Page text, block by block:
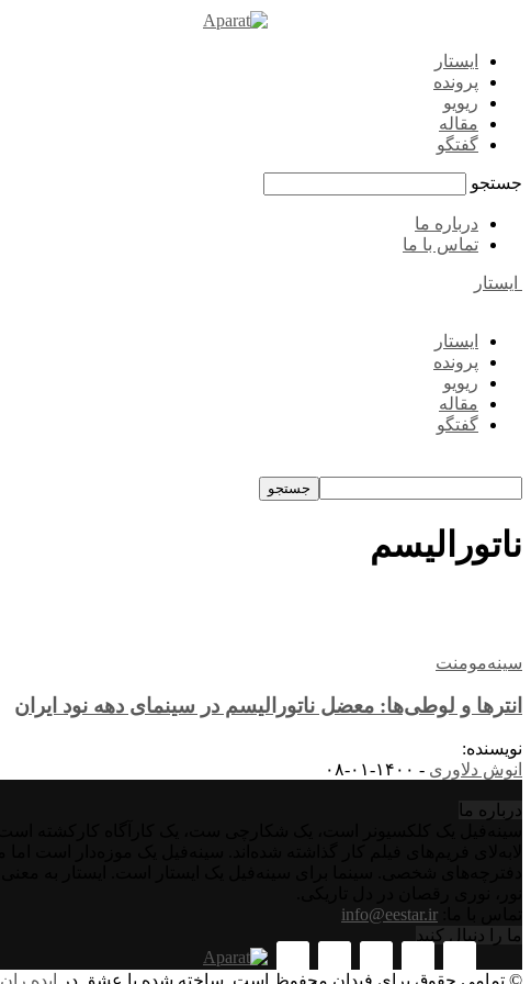
ایستار
پرونده
ریویو
مقاله
گفتگو
جستجو
درباره ما
تماس با ما
ایستار
ایستار
پرونده
ریویو
مقاله
گفتگو
ناتورالیسم
سینه‌مومنت
انترها و لوطی‌ها: معضل ناتورالیسم در سینمای دهه نود ایران
نویسنده:
انوش دلاوری - ۱۴۰۰-۰۱-۰۸
درباره‌ ما
info@eestar.ir
ما را دنبال کنید